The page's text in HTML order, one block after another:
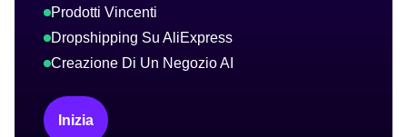
Prodotti Vincenti
Dropshipping Su AliExpress
Creazione Di Un Negozio AI
Inizia